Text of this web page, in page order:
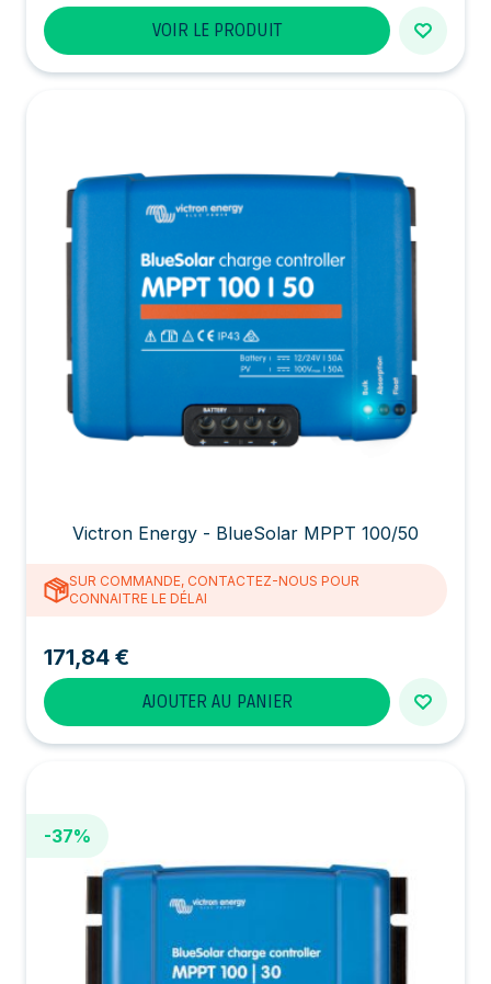
VOIR LE PRODUIT
Victron Energy - BlueSolar MPPT 100/50
SUR COMMANDE, CONTACTEZ-NOUS POUR
CONNAITRE LE DÉLAI
171,84 €
AJOUTER AU PANIER
-37%